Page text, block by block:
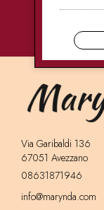
PAGAMENTI
Via Garibaldi 136
67051 Avezzano
08631871946
info@marynda.com